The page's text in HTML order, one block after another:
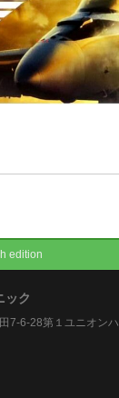
edition
ック
7-6-28第１ユニオンハ